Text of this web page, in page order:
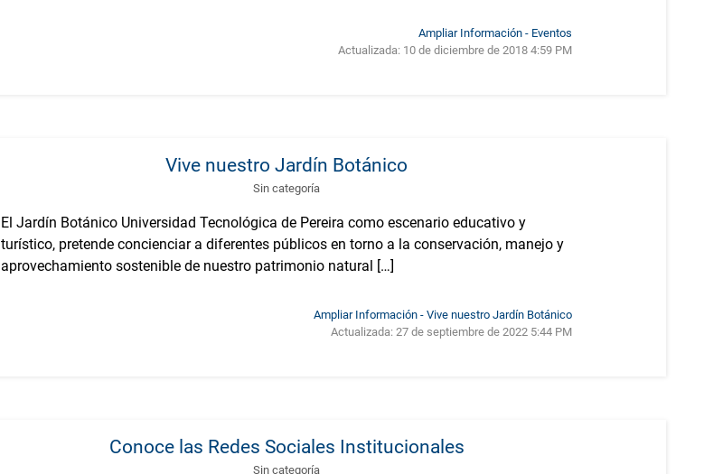
Ampliar Información - Eventos
Actualizada: 10 de diciembre de 2018 4:59 PM
Vive nuestro Jardín Botánico
Sin categoría
El Jardín Botánico Universidad Tecnológica de Pereira como escenario educativo y
turístico, pretende concienciar a diferentes públicos en torno a la conservación, manejo y
aprovechamiento sostenible de nuestro patrimonio natural […]
Ampliar Información - Vive nuestro Jardín Botánico
Actualizada:27 de septiembre de 2022 5:44 PM
Conoce las Redes Sociales Institucionales
Sin categoría